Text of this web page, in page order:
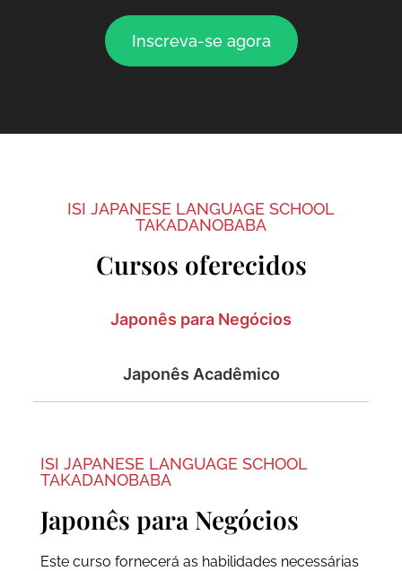
Inscreva-se agora
ISI JAPANESE LANGUAGE SCHOOL
TAKADANOBABA
Cursos oferecidos
Japonês para Negócios
Japonês Acadêmico
ISI JAPANESE LANGUAGE SCHOOL
TAKADANOBABA
Japonês para Negócios
Este curso fornecerá as habilidades necessárias